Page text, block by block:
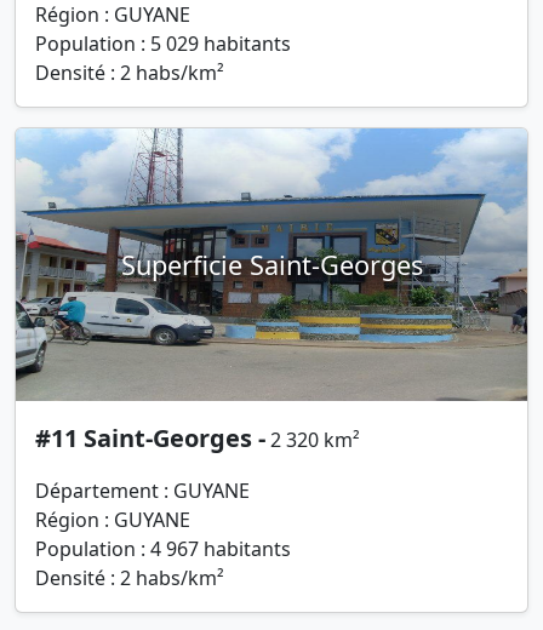
Région : GUYANE
Population : 5 029 habitants
Densité : 2 habs/km²
Superficie Saint-Georges
#11 Saint-Georges -2 320 km²
Département : GUYANE
Région : GUYANE
Population : 4 967 habitants
Densité : 2 habs/km²